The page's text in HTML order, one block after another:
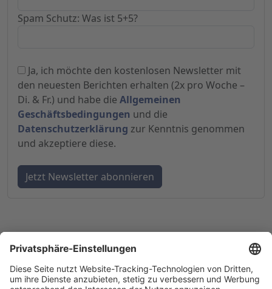
Spam Schutz: Was ist 5+5?
Ja, ich möchte den kostenlosen Newsletter mit
den neuesten Berichten erhalten (2x pro Woche –
Di. & Fr.) und habe die Allgemeinen
Geschäftsbedingungen und die
Datenschutzerklärung zur Kenntnis genommen
und akzeptiere diese.
© 1998-2026by GSC Research GmbH
Datenschutz